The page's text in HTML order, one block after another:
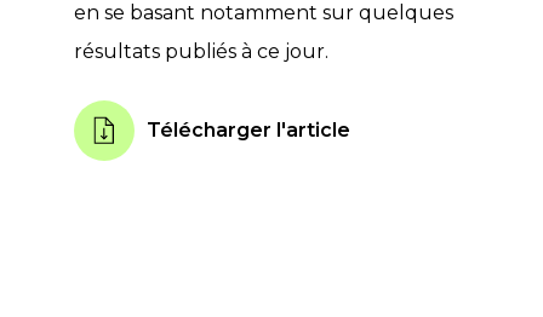
en se basant notamment sur quelques
résultats publiés à ce jour.
Télécharger l'article